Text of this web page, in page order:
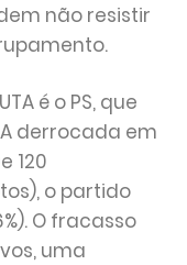
não resistir
é o PS, que
derrocada em
120
o partido
O fracasso
uma